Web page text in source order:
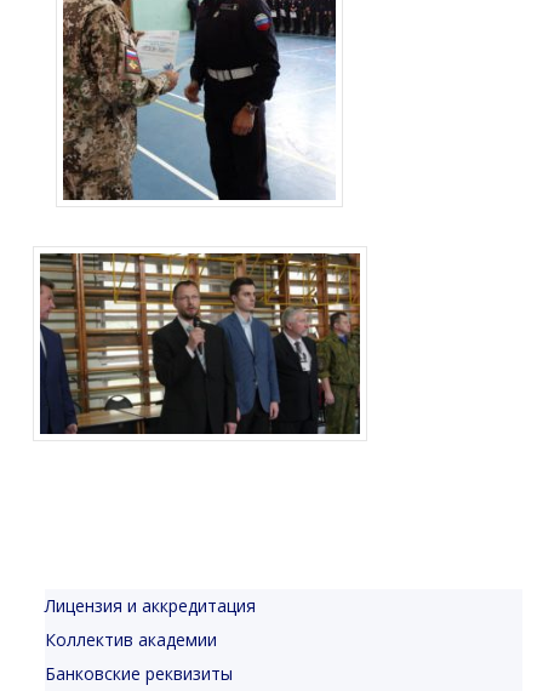
Лицензия и аккредитация
Коллектив академии
Банковские реквизиты